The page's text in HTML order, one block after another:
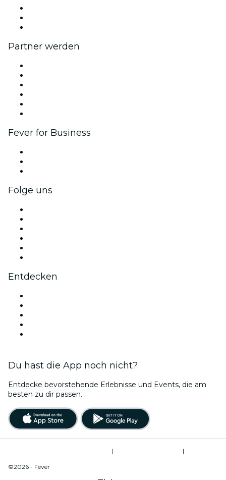
Partner werden
Fever for Business
Folge uns
Entdecken
Du hast die App noch nicht?
Entdecke bevorstehende Erlebnisse und Events, die am
besten zu dir passen.
|
|
©2026 - Fever